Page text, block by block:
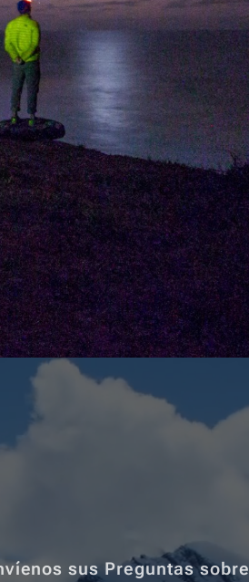
sus Preguntas sobre